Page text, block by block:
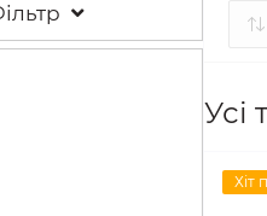
Усі
Хіт